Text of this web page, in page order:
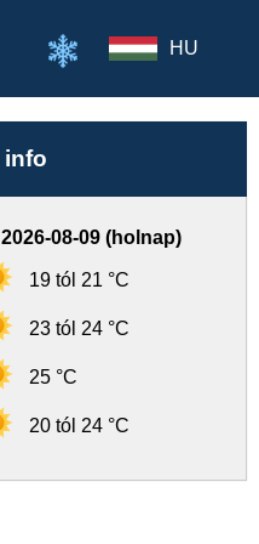
HU
info
08-09 (holnap)
19 tól 21 °C
23 tól 24 °C
25 °C
20 tól 24 °C